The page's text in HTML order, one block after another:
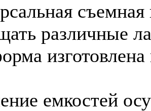
различные
емкостей